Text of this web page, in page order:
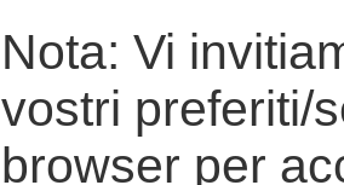
Nota: Vi
vostri preferiti/
browser per